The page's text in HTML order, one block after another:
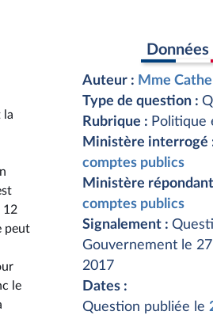
la
12
peut
le
Données
Auteur : Mme
Type de question :
Rubrique : Politique
Ministère interrogé
comptes publics
Ministère
comptes publics
Signalement :
Gouvernement le
2017
Dates :
Question publiée le